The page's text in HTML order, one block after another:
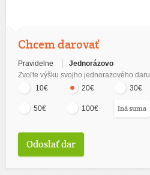
Chcem darovať
Pravidelne
Jednorázovo
Zvoľte výšku svojho jednorazového daru
10€
20€ 30€
50€ 100€